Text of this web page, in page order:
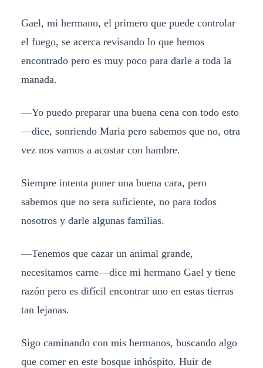
Gael, mi hermano, el primero que puede controlar
el fuego, se acerca revisando lo que hemos
encontrado pero es muy poco para darle a toda la
manada.
—Yo puedo preparar una buena cena con todo esto
—dice, sonriendo Maria pero sabemos que no, otra
vez nos vamos a acostar con hambre.
Siempre intenta poner una buena cara, pero
sabemos que no sera suficiente, no para todos
nosotros y darle algunas familias.
—Tenemos que cazar un animal grande,
necesitamos carne—dice mi hermano Gael y tiene
razón pero es difícil encontrar uno en estas tierras
tan lejanas.
Sigo caminando con mis hermanos, buscando algo
que comer en este bosque inhóspito. Huir de